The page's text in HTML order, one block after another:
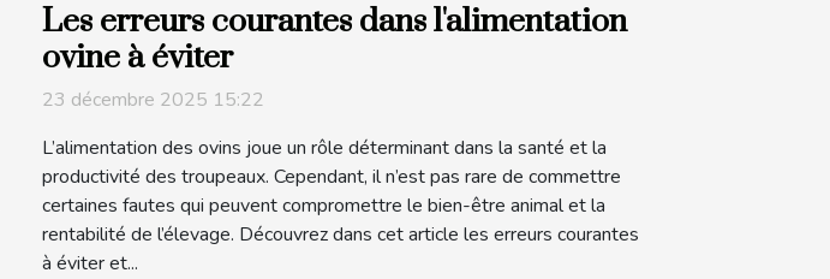
Les erreurs courantes dans l'alimentation
ovine à éviter
23 décembre 2025 15:22
L’alimentation des ovins joue un rôle déterminant dans la santé et la
productivité des troupeaux. Cependant, il n’est pas rare de commettre
certaines fautes qui peuvent compromettre le bien-être animal et la
rentabilité de l’élevage. Découvrez dans cet article les erreurs courantes
à éviter et...